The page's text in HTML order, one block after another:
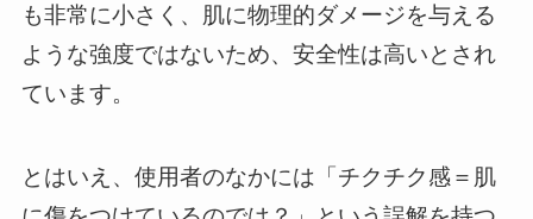
も非常に小さく、肌に物理的ダメージを与える
ような強度ではないため、安全性は高いとされ
ています。
とはいえ、使用者のなかには「チクチク感＝肌